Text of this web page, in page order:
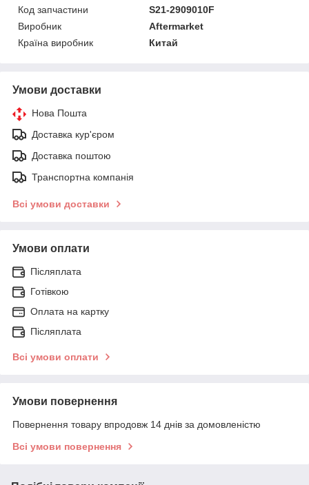
Код запчастини
S21-2909010F
Виробник
Aftermarket
Країна виробник
Китай
Умови доставки
Нова Пошта
Доставка кур'єром
Доставка поштою
Транспортна компанія
Всі умови доставки
Умови оплати
Післяплата
Готівкою
Оплата на картку
Післяплата
Всі умови оплати
Умови повернення
Повернення товару впродовж 14 днів за домовленістю
Всі умови повернення